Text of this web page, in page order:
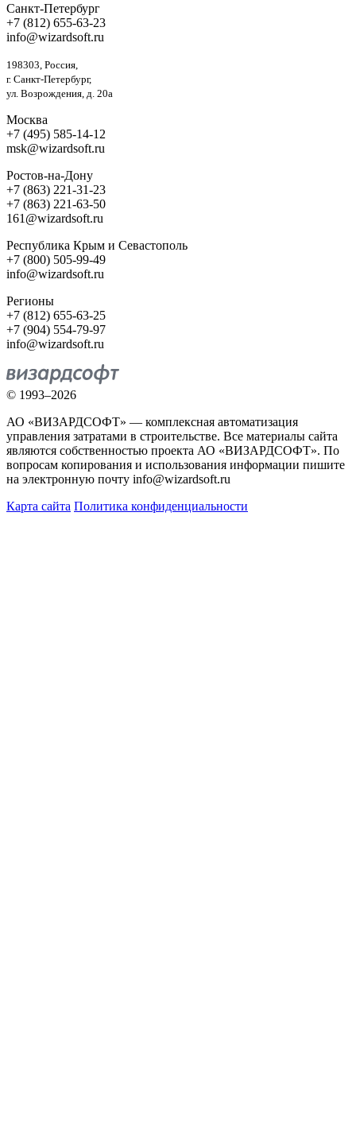
Санкт-Петербург
+7 (812) 655-63-23
info@wizardsoft.ru
198303, Россия,
г. Санкт-Петербург,
ул. Возрождения, д. 20а
Москва
+7 (495) 585-14-12
msk@wizardsoft.ru
Ростов-на-Дону
+7 (863) 221-31-23
+7 (863) 221-63-50
161@wizardsoft.ru
Республика Крым и Севастополь
+7 (800) 505-99-49
info@wizardsoft.ru
Регионы
+7 (812) 655-63-25
+7 (904) 554-79-97
info@wizardsoft.ru
© 1993–2026
АО «ВИЗАРДСОФТ» — комплексная автоматизация
управления затратами в строительстве. Все материалы сайта
являются собственностью проекта АО «ВИЗАРДСОФТ». По
вопросам копирования и использования информации пишите
на электронную почту info@wizardsoft.ru
Карта сайта Политика конфиденциальности